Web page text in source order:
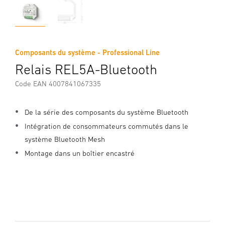
Composants du système - Professional Line
Relais REL5A-Bluetooth
Code EAN 4007841067335
De la série des composants du système Bluetooth
Intégration de consommateurs commutés dans le
système Bluetooth Mesh
Montage dans un boîtier encastré